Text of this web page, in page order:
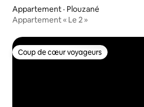
Appartement · Plouzané
Appartement « Le 2 »
Coup de cœur voyageurs
Coup de cœur voyageurs